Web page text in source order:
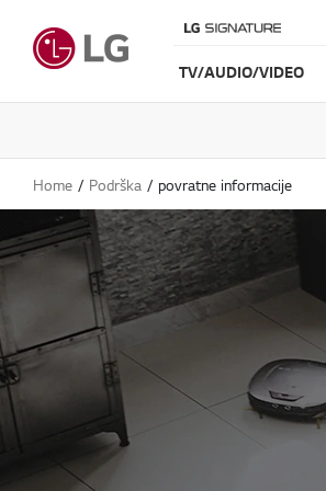
TV/AUDIO/VIDEO
Home Podrška povratne informacije